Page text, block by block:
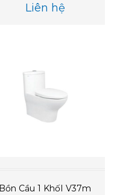
Liên hệ
Bồn Cầu 1 KhốI V37m